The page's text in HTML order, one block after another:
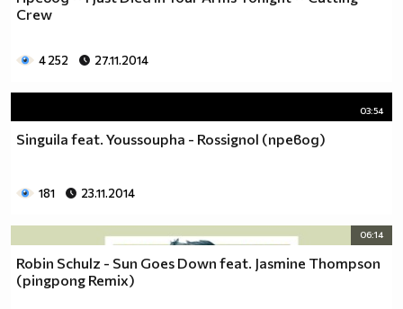
Crew
4 252 27.11.2014
03:54
Singuila feat. Youssoupha - Rossignol (превод)
181 23.11.2014
06:14
Robin Schulz - Sun Goes Down feat. Jasmine Thompson
(pingpong Remix)